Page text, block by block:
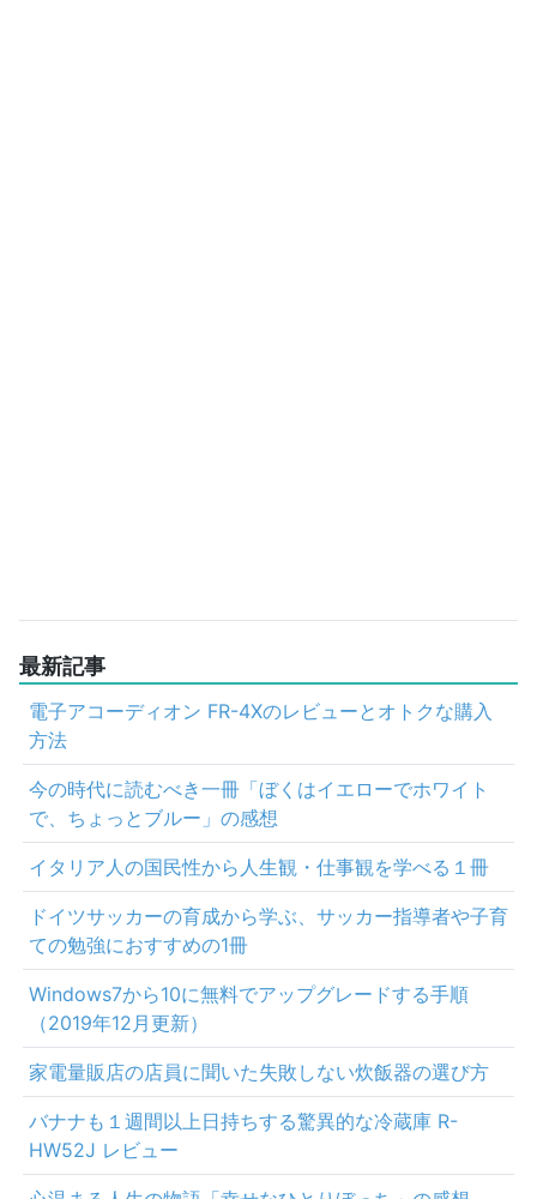
最新記事
電子アコーディオン FR-4Xのレビューとオトクな購入
方法
今の時代に読むべき一冊「ぼくはイエローでホワイト
で、ちょっとブルー」の感想
イタリア人の国民性から人生観・仕事観を学べる１冊
ドイツサッカーの育成から学ぶ、サッカー指導者や子育
ての勉強におすすめの1冊
Windows7から10に無料でアップグレードする手順
（2019年12月更新）
家電量販店の店員に聞いた失敗しない炊飯器の選び方
バナナも１週間以上日持ちする驚異的な冷蔵庫 R-
HW52J レビュー